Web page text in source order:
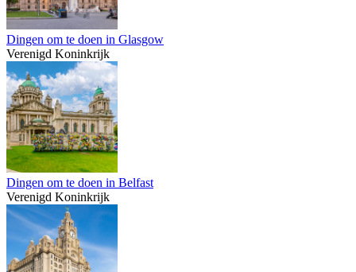
Dingen om te doen in Glasgow
Verenigd Koninkrijk
Dingen om te doen in Belfast
Verenigd Koninkrijk